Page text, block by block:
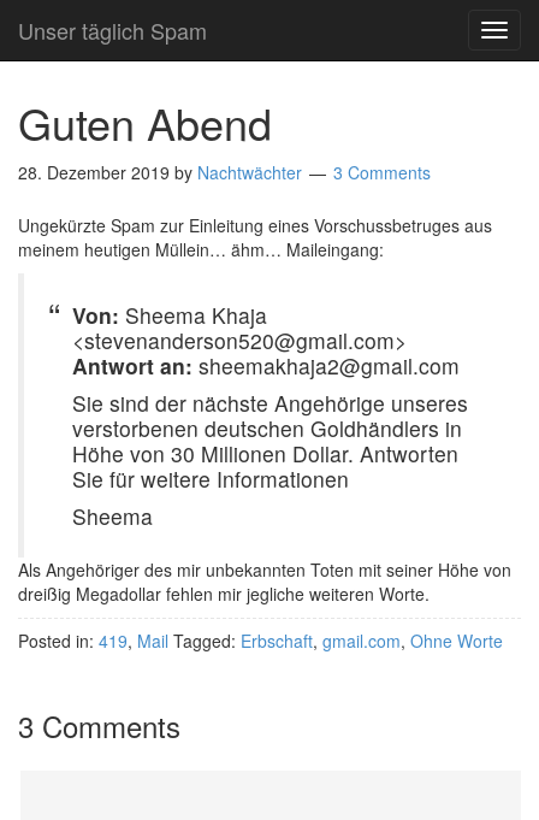
Unser täglich Spam
Guten Abend
28. Dezember 2019 by Nachtwächter 3 Comments
Ungekürzte Spam zur Einleitung eines Vorschussbetruges aus
meinem heutigen Müllein… ähm… Maileingang:
Von: Sheema Khaja
<stevenanderson520@gmail.com>
Antwort an: sheemakhaja2@gmail.com
Sie sind der nächste Angehörige unseres
verstorbenen deutschen Goldhändlers in
Höhe von 30 Millionen Dollar. Antworten
Sie für weitere Informationen
Sheema
Als Angehöriger des mir unbekannten Toten mit seiner Höhe von
dreißig Megadollar fehlen mir jegliche weiteren Worte.
Posted in: 419, Mail Tagged: Erbschaft, gmail.com, Ohne Worte
3 Comments